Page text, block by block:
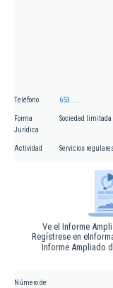
Teléfono 653.....
Forma
Jurídica
Sociedad limitada
Actividad Servicios
Ve el Informe
Regístrese en
Informe Ampliado
Número de